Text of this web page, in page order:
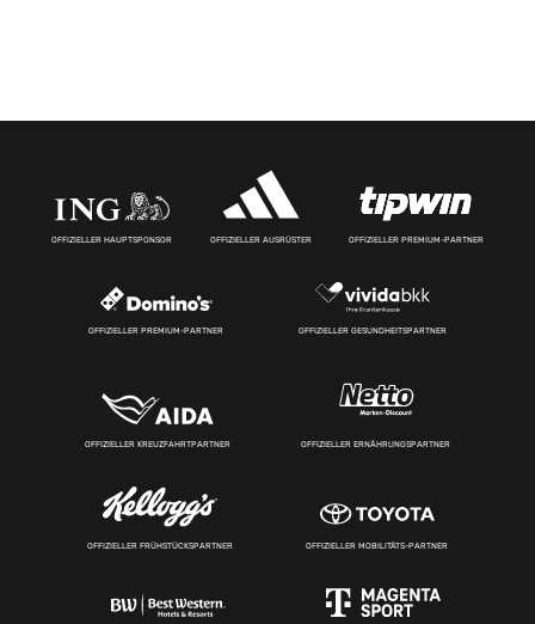
OFFIZIELLER HAUPTSPONSOR OFFIZIELLER AUSRÜSTER OFFIZIELLER PREMIUM-PARTNER
OFFIZIELLER PREMIUM-PARTNER OFFIZIELLER GESUNDHEITSPARTNER
OFFIZIELLER KREUZFAHRTPARTNER OFFIZIELLER ERNÄHRUNGSPARTNER
OFFIZIELLER FRÜHSTÜCKSPARTNER OFFIZIELLER MOBILITÄTS-PARTNER